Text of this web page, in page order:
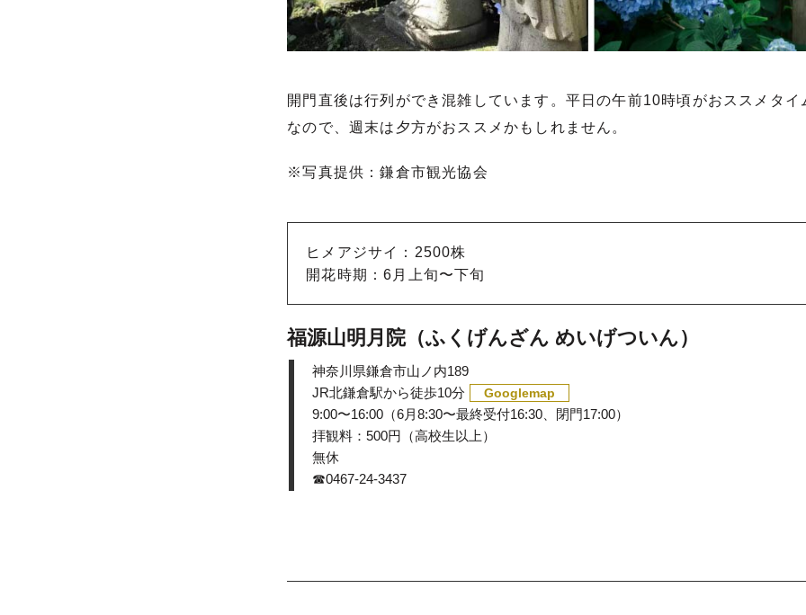
開門直後は行列ができ混雑しています。平日の午前10時頃がおススメタ
なので、週末は夕方がおススメかもしれません。
※写真提供：鎌倉市観光協会
ヒメアジサイ：2500株
開花時期：6月上旬〜下旬
福源山明月院（ふくげんざん めいげついん）
神奈川県鎌倉市山ノ内189
JR北鎌倉駅から徒歩10分
Googlemap
9:00〜16:00（6月8:30〜最終受付16:30、閉門17:00）
拝観料：500円（高校生以上）
無休
☎0467-24-3437